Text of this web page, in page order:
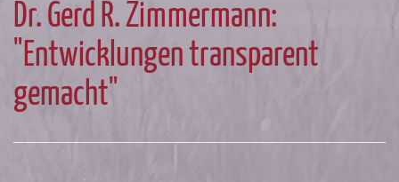
Dr. Gerd R. Zimmermann:
"Entwicklungen transparent
gemacht"